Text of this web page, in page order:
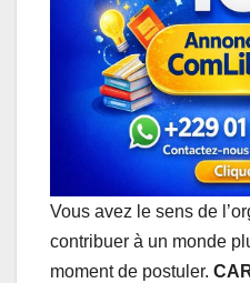
p
o
k
I
n
g
e
r
Vous avez le sens de
contribuer à un monde
moment de postuler.